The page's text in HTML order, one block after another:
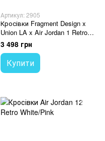
Артикул: 2905
Кросівки Fragment Design x
Union LA x Air Jordan 1 Retro
High OG 'Varsity Red'
3 498 грн
Купити